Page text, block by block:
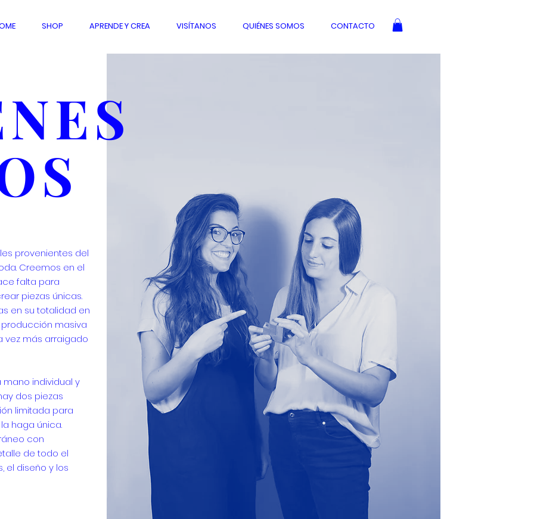
SHOP APRENDE Y CREA VISÍTANOS QUIÉNES SOMOS CONTACTO
provenientes del
Creemos en el
falta para
piezas únicas.
en su totalidad en
masiva
más arraigado
individual y
dos piezas
limitada para
haga única.
con
de todo el
el diseño y los